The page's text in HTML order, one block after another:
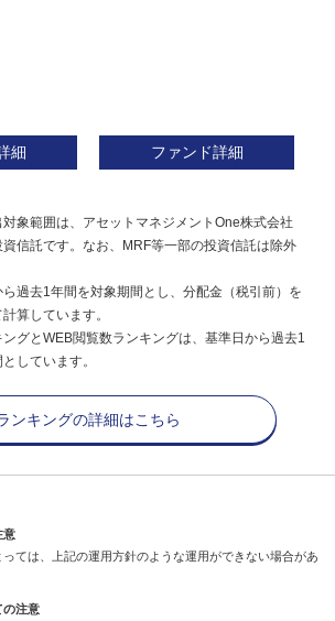
細 ファンド詳細
象範囲は、アセットマネジメントOne株式会社
信託です。なお、MRF等一部の投資信託は除外
過去1年間を対象期間とし、分配金（税引前）を
算しています。
グとWEB閲覧数ランキングは、基準日から過去1
しています。
ンキングの詳細はこちら
意
ては、上記の運用方針のような運用ができない場合があ
の注意